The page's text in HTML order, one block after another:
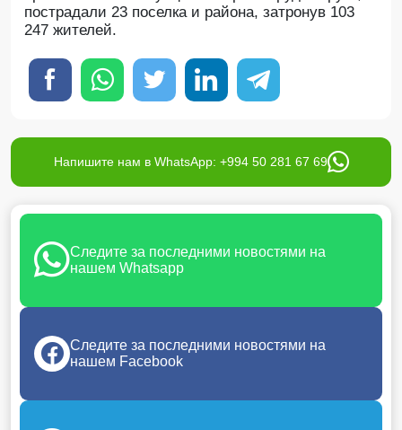
пострадали 23 поселка и района, затронув 103
247 жителей.
Напишите нам в WhatsApp: +994 50 281 67 69
Следите за последними новостями на
нашем Whatsapp
Следите за последними новостями на
нашем Facebook